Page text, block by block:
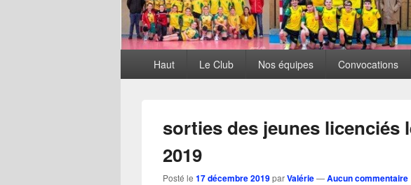
principalHaut Le Club Nos équipes Convocations
sorties des jeunes licenciés
2019
Posté le 17 décembre 2019parValérie—Aucun commentaire